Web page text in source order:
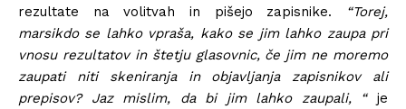
rezultate na volitvah in pišejo zapisnike. “Torej,
marsikdo se lahko vpraša, kako se jim lahko zaupa pri
vnosu rezultatov in štetju glasovnic, če jim ne moremo
zaupati niti skeniranja in objavljanja zapisnikov ali
prepisov? Jaz mislim, da bi jim lahko zaupali, “je